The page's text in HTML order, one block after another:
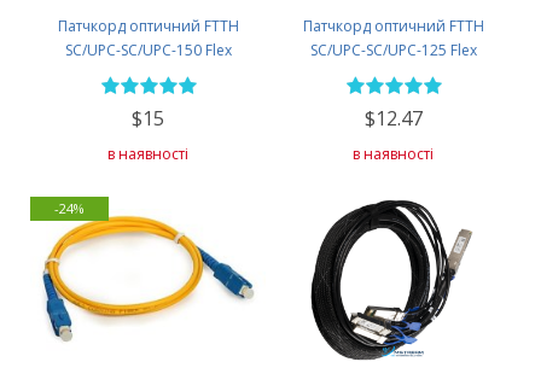
Патчкорд оптичний FTTH
SC/UPC-SC/UPC-150 Flex
$15
в наявності
Патчкорд оптичний FTTH
SC/UPC-SC/UPC-125 Flex
$12.47
в наявності
-24%